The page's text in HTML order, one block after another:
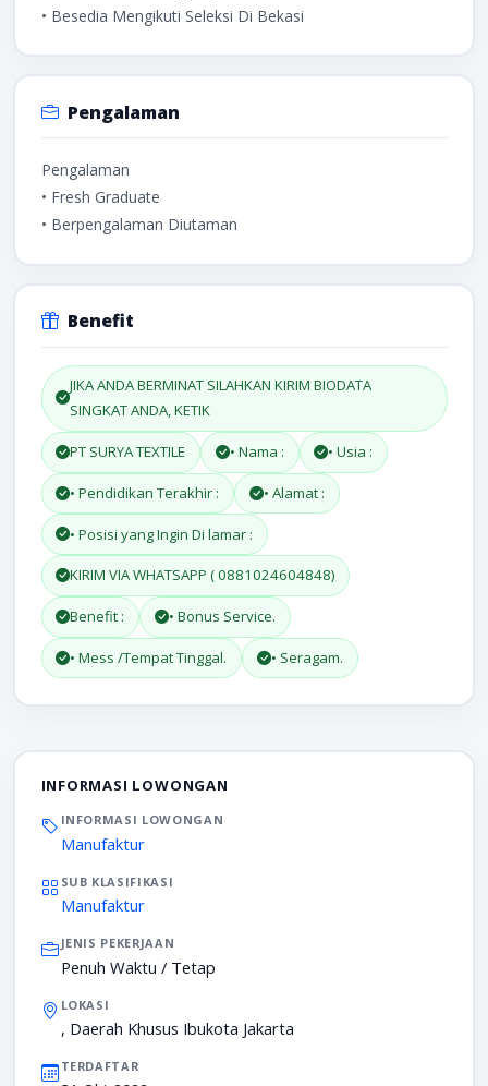
• Besedia Mengikuti Seleksi Di Bekasi
Pengalaman
Pengalaman
• Fresh Graduate
• Berpengalaman Diutaman
Benefit
JIKA ANDA BERMINAT SILAHKAN KIRIM BIODATA
SINGKAT ANDA, KETIK
PT SURYA TEXTILE • Nama : • Usia :
• Pendidikan Terakhir : • Alamat :
• Posisi yang Ingin Di lamar :
KIRIM VIA WHATSAPP ( 0881024604848)
Benefit : • Bonus Service.
• Mess /Tempat Tinggal. • Seragam.
INFORMASI LOWONGAN
INFORMASI LOWONGAN
Manufaktur
SUB KLASIFIKASI
Manufaktur
JENIS PEKERJAAN
Penuh Waktu / Tetap
LOKASI
, Daerah Khusus Ibukota Jakarta
TERDAFTAR